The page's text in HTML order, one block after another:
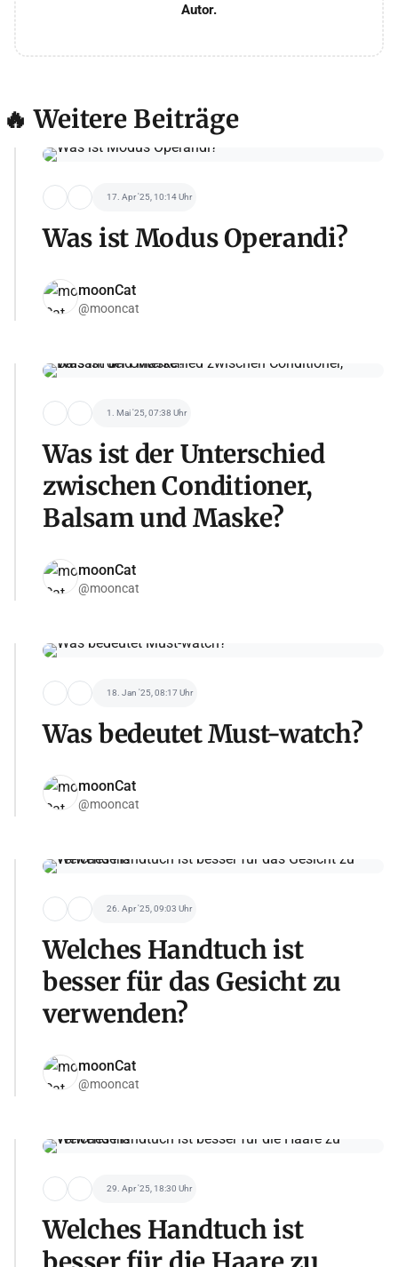
Autor.
🔥 Weitere Beiträge
17. Apr '25, 10:14 Uhr
Was ist Modus Operandi?
moonCat
@mooncat
1. Mai '25, 07:38 Uhr
Was ist der Unterschied
zwischen Conditioner,
Balsam und Maske?
moonCat
@mooncat
18. Jan '25, 08:17 Uhr
Was bedeutet Must-watch?
moonCat
@mooncat
26. Apr '25, 09:03 Uhr
Welches Handtuch ist
besser für das Gesicht zu
verwenden?
moonCat
@mooncat
29. Apr '25, 18:30 Uhr
Welches Handtuch ist